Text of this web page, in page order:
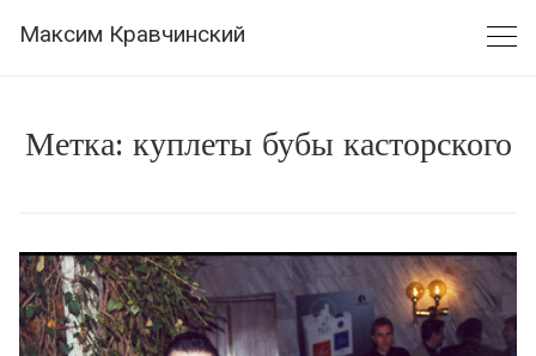
Максим Кравчинский
Метка: куплеты бубы касторского